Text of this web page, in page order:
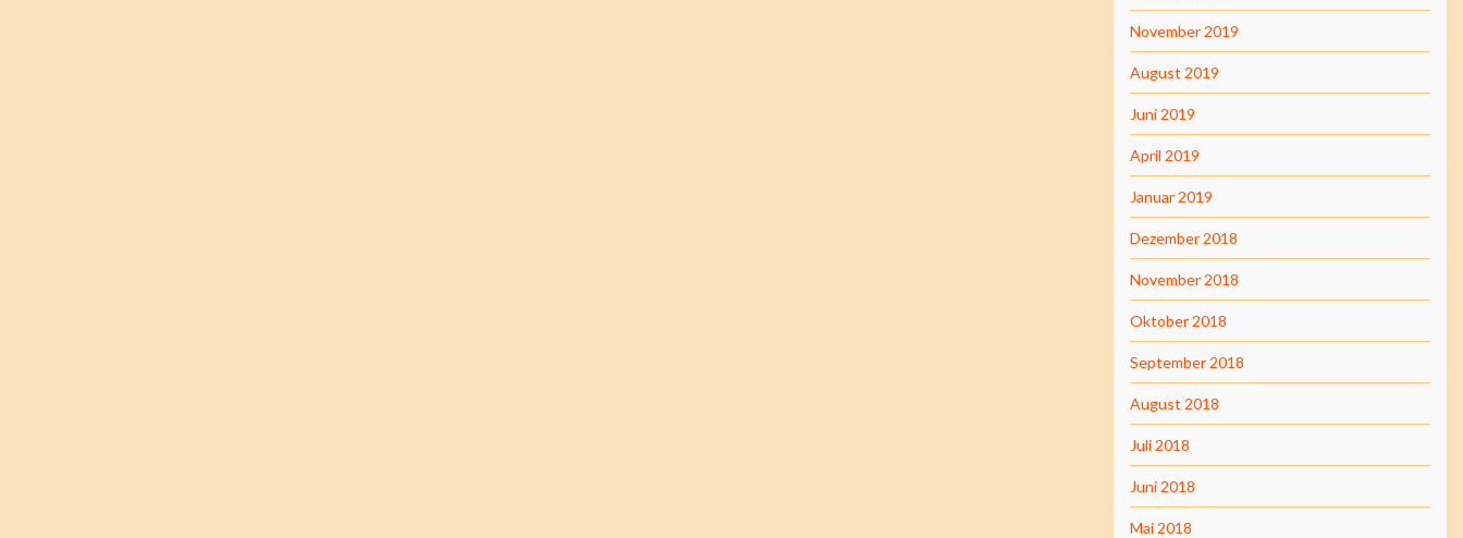
November 2019
August 2019
Juni 2019
April 2019
Januar 2019
Dezember 2018
November 2018
Oktober 2018
September 2018
August 2018
Juli 2018
Juni 2018
Mai 2018